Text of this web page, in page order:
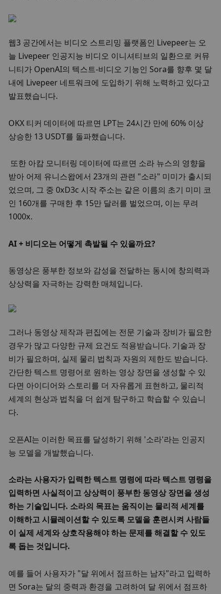
웹3 공간에서는 비디오 스트리밍 플랫폼인 Livepeer는 오
늘 Livepeer 인공지능 비디오 이니셔티브의 일환으로 커뮤
니티가 OpenAI의 텍스트-비디오 기능인 Sora를 향후 몇 달
내에 Livepeer 네트워크에 도입하기 위해 노력하고 있다고
발표했습니다.
OKX 티커 데이터에 따르면 LPT는 24시간 만에 60% 이상
상승한 13 USDT를 돌파했습니다.
받아 어제 유니스왑에서 23개의 관련 "소라" 미미가 출시되
었으며, 그 중 0xD3c 시작 주소는 같은 이름의 초기 미미 코
인 160개를 구매한 후 15만 달러를 벌었으며, 이는 무려
1000x.
AI + 비디오는 어떻게 촉발될 수 있을까요?
동영상은 풍부한 정보와 감성을 전달하는 동시에 창의력과
상상력을 자극하는 강력한 매체입니다.
그러나 동영상 제작과 편집에는 전문 기술과 장비가 필요한
경우가 많고 다양한 규제 요건도 적용받습니다. 기술과 장
비가 필요하며, 실제 물리 법칙과 자원의 제한도 받습니다.
간단한 텍스트 명령어로 원하는 영상 장면을 생성할 수 있
다면 아이디어와 스토리를 더 자유롭게 표현하고, 물리적
세계의 현상과 법칙을 더 쉽게 탐구하고 학습할 수 있습니
다.
오픈AI는 이러한 목표를 달성하기 위해 '소라'라는 인공지
능 모델을 개발했습니다.
소라는 사용자가 입력한 텍스트 명령에 따라 텍스트 명령을
입력하면 사실적이고 상상력이 풍부한 동영상 장면을 생성
하는 기술입니다. 소라의 목표는 움직이는 물리적 세계를
이해하고 시뮬레이션할 수 있도록 모델을 훈련시켜 사람들
이 실제 세계와 상호작용해야 하는 문제를 해결할 수 있도
록 돕는 것입니다.
예를 들어 사용자가 "달 위에서 점프하는 남자"라고 입력하
면 Sora는 달의 중력과 환경을 고려하여 달 위에서 점프하